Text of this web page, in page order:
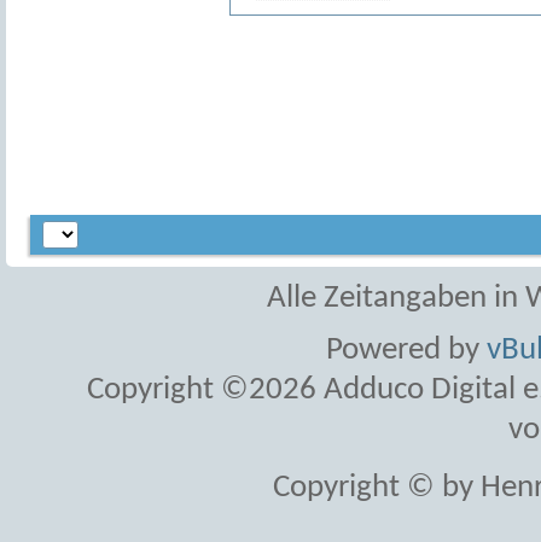
Alle Zeitangaben in
Powered by
Copyright ©2026 Adduco Digital
Copyright © by